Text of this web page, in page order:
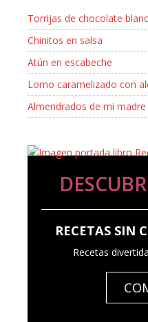
Torrijas de chocolate
Chinitos en salsa
Atún en escabeche
Lomo caramelizado con
Almendrados de mi madre
RECETAS SIN
Recetas